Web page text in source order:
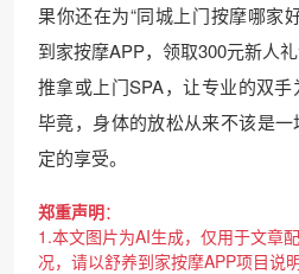
果你还在为“同城上门按摩哪家
到家按摩APP，领取300元新人
推拿或上门SPA，让专业的双
毕竟，身体的放松从来不该是
定的享受。
郑重声明：
1.本文图片为AI生成，仅用于文章
况，请以舒养到家按摩APP项目说明